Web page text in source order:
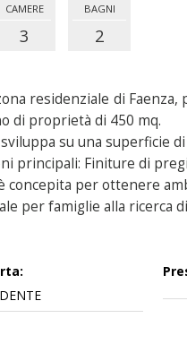
CAMERE
3
BAGNI
2
residenziale di
di proprietà di 450 mq.
su una superficie
principali: Finiture di
concepita per ottenere
per famiglie alla ricerca